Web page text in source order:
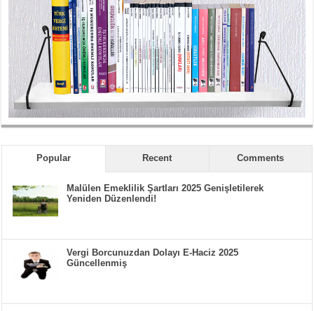
Popular Recent Comments
Malülen Emeklilik Şartları 2025 Genişletilerek
Yeniden Düzenlendi!
Vergi Borcunuzdan Dolayı E-Haciz 2025
Güncellenmiş